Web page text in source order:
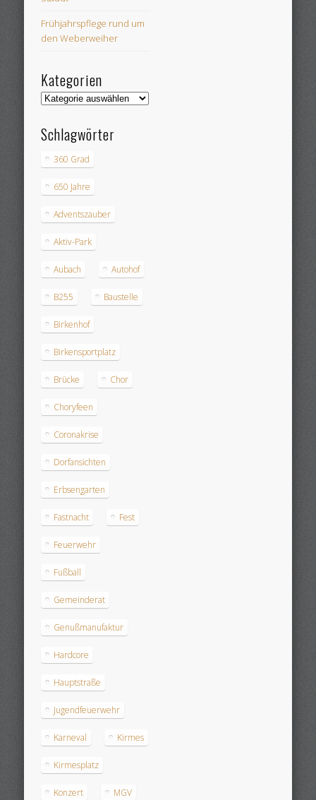
Frühjahrspflege rund um
den Weberweiher
Kategorien
Kategorien
Schlagwörter
360 Grad
650 Jahre
Adventszauber
Aktiv-Park
Aubach Autohof
B255 Baustelle
Birkenhof
Birkensportplatz
Brücke Chor
Choryfeen
Coronakrise
Dorfansichten
Erbsengarten
Fastnacht Fest
Feuerwehr
Fußball
Gemeinderat
Genußmanufaktur
Hardcore
Hauptstraße
Jugendfeuerwehr
Karneval Kirmes
Kirmesplatz
Konzert MGV